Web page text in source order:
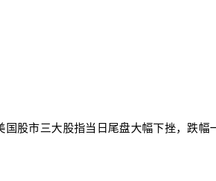
股市三大股指当日尾盘大幅下挫，跌幅